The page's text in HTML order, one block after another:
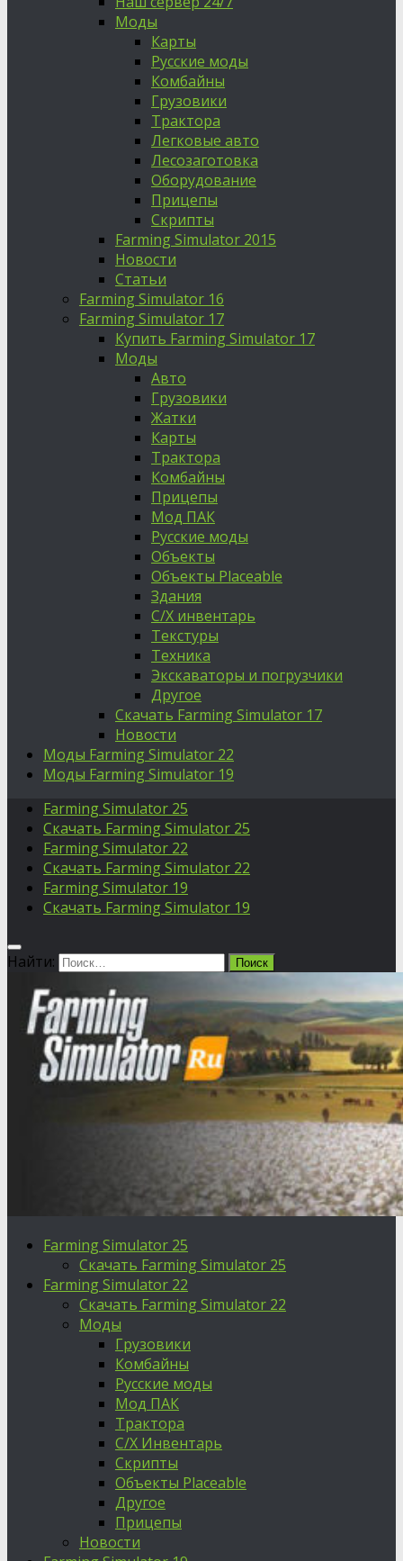
Моды
Карты
Русские моды
Комбайны
Грузовики
Трактора
Легковые авто
Лесозаготовка
Оборудование
Прицепы
Скрипты
Farming Simulator 2015
Новости
Статьи
Farming Simulator 16
Farming Simulator 17
Купить Farming Simulator 17
Моды
Авто
Грузовики
Жатки
Карты
Трактора
Комбайны
Прицепы
Мод ПАК
Русские моды
Объекты
Объекты Placeable
Здания
С/Х инвентарь
Текстуры
Техника
Экскаваторы и погрузчики
Другое
Скачать Farming Simulator 17
Новости
Моды Farming Simulator 22
Моды Farming Simulator 19
Farming Simulator 25
Скачать Farming Simulator 25
Farming Simulator 22
Скачать Farming Simulator 22
Farming Simulator 19
Скачать Farming Simulator 19
Найти:
Farming Simulator 25
Скачать Farming Simulator 25
Farming Simulator 22
Скачать Farming Simulator 22
Моды
Грузовики
Комбайны
Русские моды
Мод ПАК
Трактора
С/Х Инвентарь
Скрипты
Объекты Placeable
Другое
Прицепы
Новости